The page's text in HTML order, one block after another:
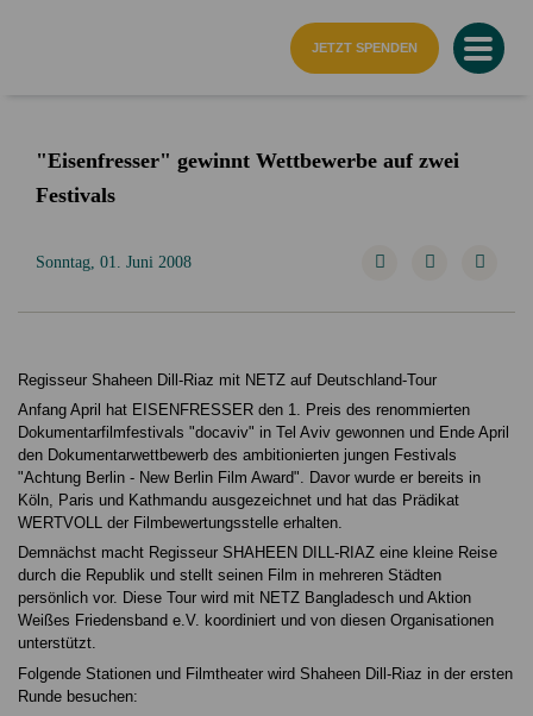
JETZT SPENDEN
"Eisenfresser" gewinnt Wettbewerbe auf zwei
Festivals
Sonntag, 01. Juni 2008
Regisseur Shaheen Dill-Riaz mit NETZ auf Deutschland-Tour
Anfang April hat EISENFRESSER den 1. Preis des renommierten
Dokumentarfilmfestivals "docaviv" in Tel Aviv gewonnen und Ende April
den Dokumentarwettbewerb des ambitionierten jungen Festivals
"Achtung Berlin - New Berlin Film Award". Davor wurde er bereits in
Köln, Paris und Kathmandu ausgezeichnet und hat das Prädikat
WERTVOLL der Filmbewertungsstelle erhalten.
Demnächst macht Regisseur SHAHEEN DILL-RIAZ eine kleine Reise
durch die Republik und stellt seinen Film in mehreren Städten
persönlich vor. Diese Tour wird mit NETZ Bangladesch und Aktion
Weißes Friedensband e.V. koordiniert und von diesen Organisationen
unterstützt.
Folgende Stationen und Filmtheater wird Shaheen Dill-Riaz in der ersten
Runde besuchen: